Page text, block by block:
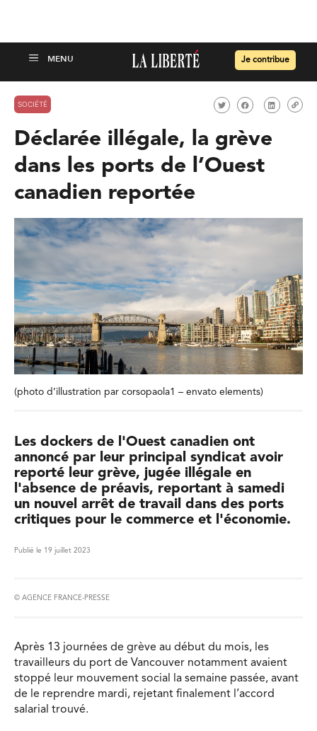
Je contribue
SOCIÉTÉ
Déclarée illégale, la grève
dans les ports de l’Ouest
canadien reportée
(photo d’illustration par corsopaola1 – envato elements)
Les dockers de l'Ouest canadien ont
annoncé par leur principal syndicat avoir
reporté leur grève, jugée illégale en
l'absence de préavis, reportant à samedi
un nouvel arrêt de travail dans des ports
critiques pour le commerce et l'économie.
Publié le 19 juillet 2023
© AGENCE FRANCE-PRESSE
Après 13 journées de grève au début du mois, les
travailleurs du port de Vancouver notamment avaient
stoppé leur mouvement social la semaine passée, avant
de le reprendre mardi, rejetant finalement l’accord
salarial trouvé.